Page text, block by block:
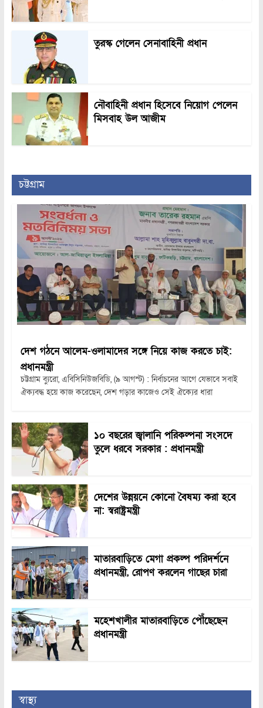
তুরস্ক গেলেন সেনাবাহিনী প্রধান
নৌবাহিনী প্রধান হিসেবে নিয়োগ পেলেন
মিসবাহ উল আজীম
চট্টগ্রাম
দেশ গঠনে আলেম-ওলামাদের সঙ্গে নিয়ে কাজ করতে চাই:
প্রধানমন্ত্রী
চট্টগ্রাম ব্যুরো, এবিসিনিউজবিডি, (৯ আগস্ট) : নির্বাচনের আগে যেভাবে সবাই
ঐক্যবদ্ধ হয়ে কাজ করেছেন, দেশ গড়ার কাজেও সেই ঐক্যের ধারা
১০ বছরের জ্বালানি পরিকল্পনা সংসদে
তুলে ধরবে সরকার : প্রধানমন্ত্রী
দেশের উন্নয়নে কোনো বৈষম্য করা হবে
না: স্বরাষ্ট্রমন্ত্রী
মাতারবাড়িতে মেগা প্রকল্প পরিদর্শনে
প্রধানমন্ত্রী, রোপণ করলেন গাছের চারা
মহেশখালীর মাতারবাড়িতে পৌঁছেছেন
প্রধানমন্ত্রী
স্বাস্থ্য